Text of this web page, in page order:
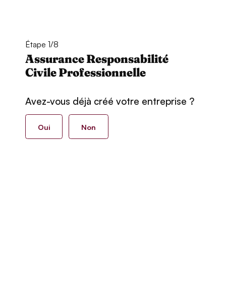
Étape 1/8
Assurance Responsabilité
Civile Professionnelle
Avez-vous déjà créé votre entreprise ?
Oui Non